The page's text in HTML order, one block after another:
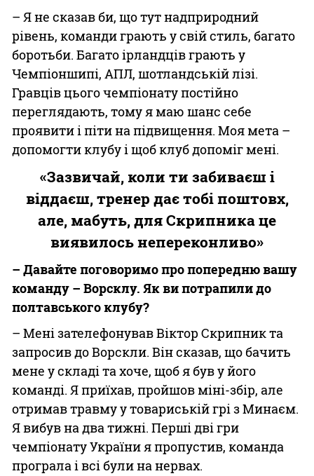
– Я не сказав би, що тут надприродний
рівень, команди грають у свій стиль, багато
боротьби. Багато ірландців грають у
Чемпіоншипі, АПЛ, шотландській лізі.
Гравців цього чемпіонату постійно
переглядають, тому я маю шанс себе
проявити і піти на підвищення. Моя мета –
допомогти клубу і щоб клуб допоміг мені.
«Зазвичай, коли ти забиваєш і
віддаєш, тренер дає тобі поштовх,
але, мабуть, для Скрипника це
виявилось непереконливо»
– Давайте поговоримо про попередню вашу
команду – Ворсклу. Як ви потрапили до
полтавського клубу?
– Мені зателефонував Віктор Скрипник та
запросив до Ворскли. Він сказав, що бачить
мене у складі та хоче, щоб я був у його
команді. Я приїхав, пройшов міні-збір, але
отримав травму у товариській грі з Минаєм.
Я вибув на два тижні. Перші дві гри
чемпіонату України я пропустив, команда
програла і всі були на нервах.